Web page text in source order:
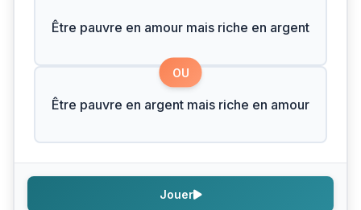
Être pauvre en amour mais riche en argent
OU
Être pauvre en argent mais riche en amour
Jouer